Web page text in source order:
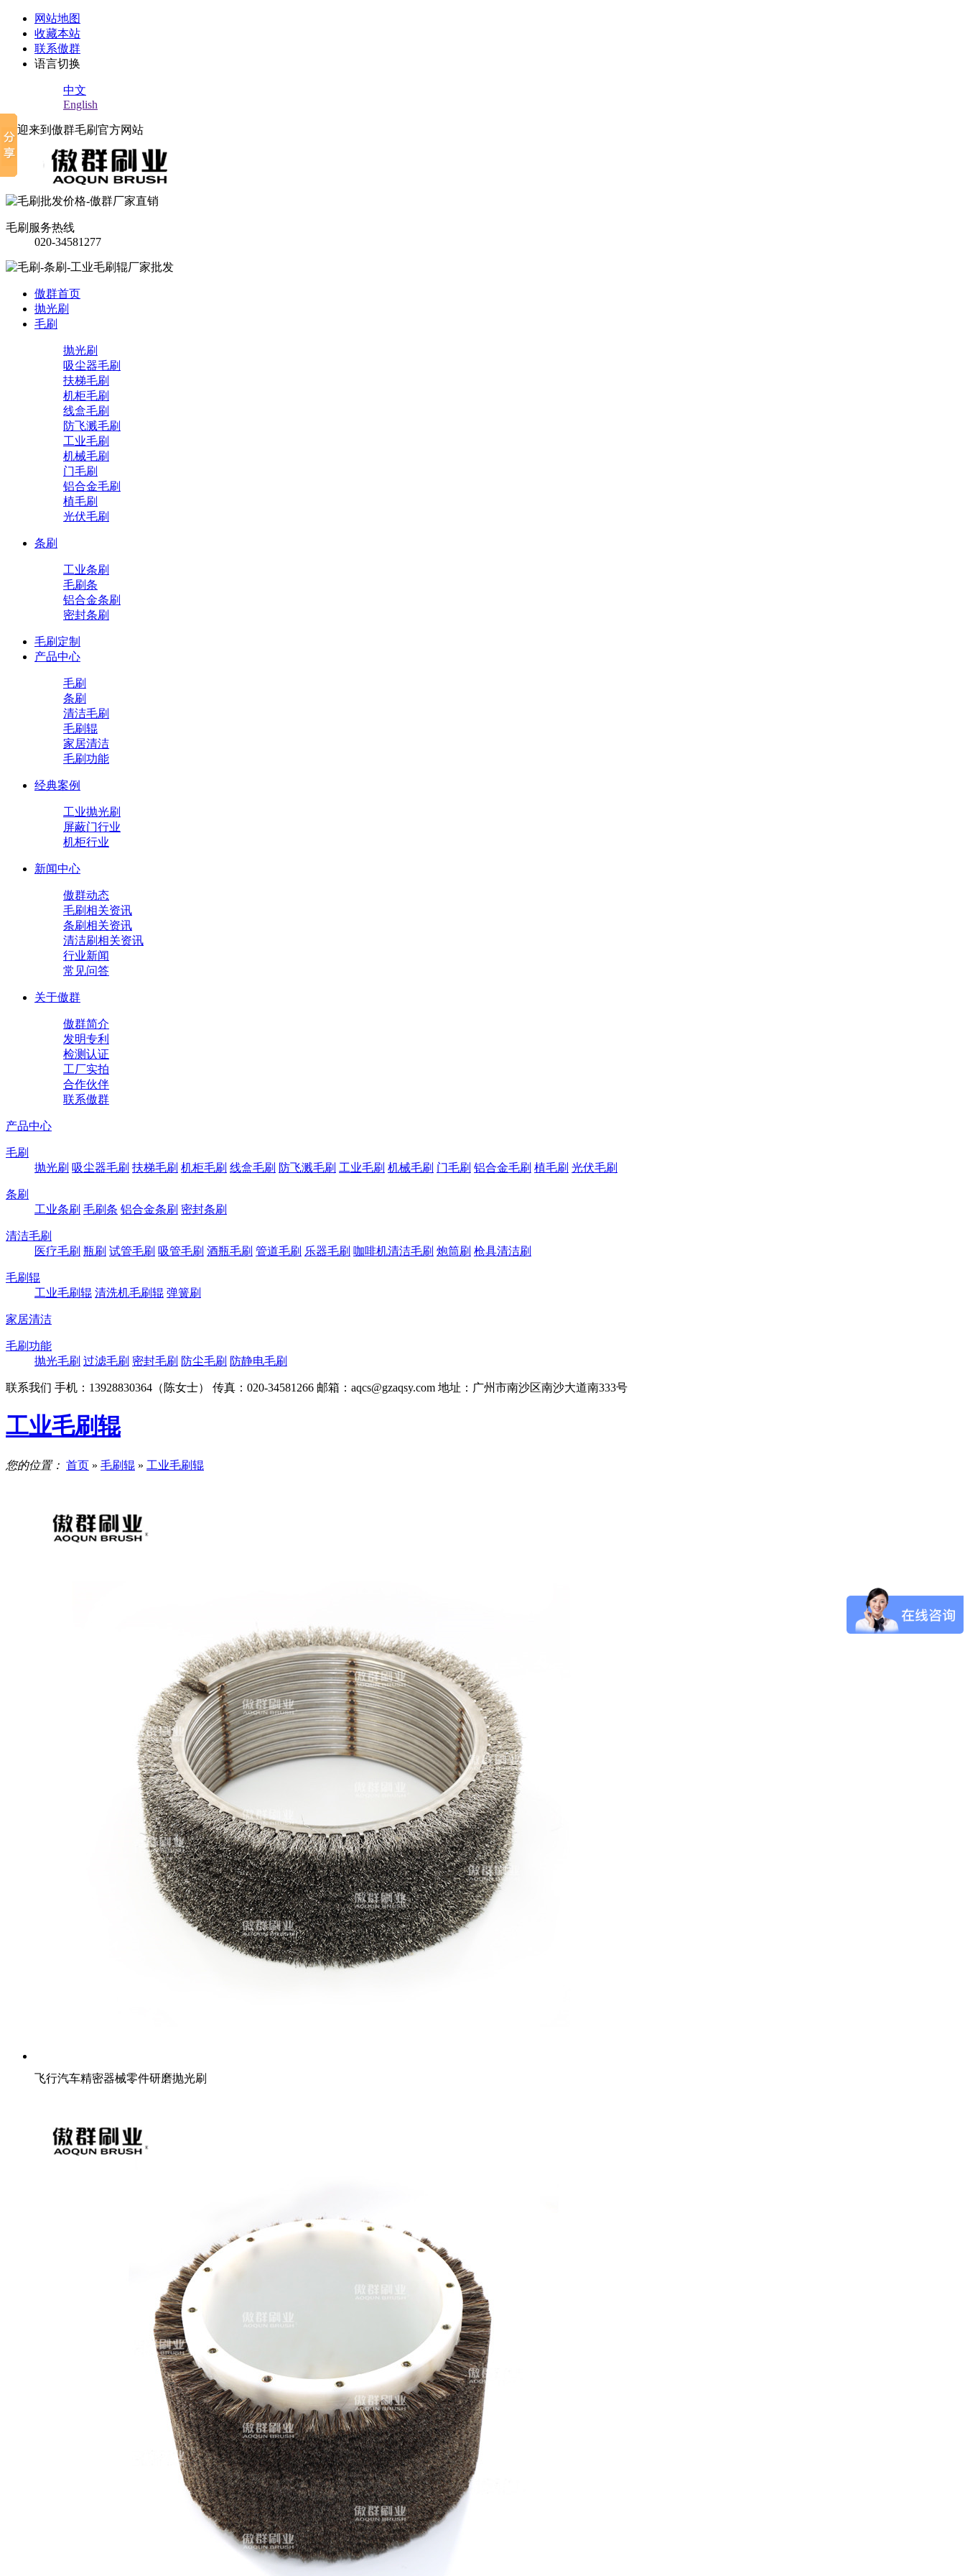
网站地图
收藏本站
联系傲群
语言切换
中文
English
欢迎来到傲群毛刷官方网站
毛刷服务热线
020-34581277
傲群首页
抛光刷
毛刷
抛光刷
吸尘器毛刷
扶梯毛刷
机柜毛刷
线盒毛刷
防飞溅毛刷
工业毛刷
机械毛刷
门毛刷
铝合金毛刷
植毛刷
光伏毛刷
条刷
工业条刷
毛刷条
铝合金条刷
密封条刷
毛刷定制
产品中心
毛刷
条刷
清洁毛刷
毛刷辊
家居清洁
毛刷功能
经典案例
工业抛光刷
屏蔽门行业
机柜行业
新闻中心
傲群动态
毛刷相关资讯
条刷相关资讯
清洁刷相关资讯
行业新闻
常见问答
关于傲群
傲群简介
发明专利
检测认证
工厂实拍
合作伙伴
联系傲群
产品中心
毛刷
抛光刷 吸尘器毛刷 扶梯毛刷 机柜毛刷 线盒毛刷 防飞溅毛刷 工业毛刷 机械毛刷 门毛刷 铝合金毛刷 植毛刷 光伏毛刷
条刷
工业条刷 毛刷条 铝合金条刷 密封条刷
清洁毛刷
医疗毛刷 瓶刷 试管毛刷 吸管毛刷 酒瓶毛刷 管道毛刷 乐器毛刷 咖啡机清洁毛刷 炮筒刷 枪具清洁刷
毛刷辊
工业毛刷辊 清洗机毛刷辊 弹簧刷
家居清洁
毛刷功能
抛光毛刷 过滤毛刷 密封毛刷 防尘毛刷 防静电毛刷
联系我们 手机：13928830364（陈女士） 传真：020-34581266 邮箱：aqcs@gzaqsy.com 地址：广州市南沙区南沙大道南333号
工业毛刷辊
您的位置： 首页 » 毛刷辊 » 工业毛刷辊
飞行汽车精密器械零件研磨抛光刷